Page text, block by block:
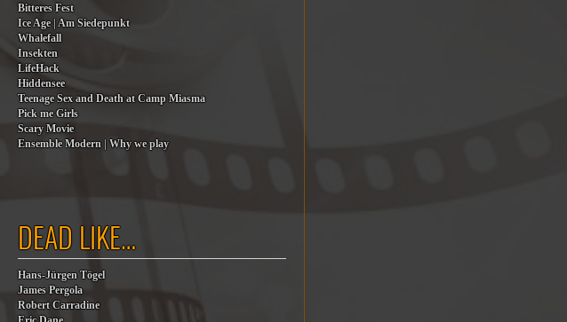
Bitteres Fest
Ice Age | Am Siedepunkt
Whalefall
Insekten
LifeHack
Hiddensee
Teenage Sex and Death at Camp Miasma
Pick me Girls
Scary Movie
Ensemble Modern | Why we play
DEAD LIKE…
Hans-Jürgen Tögel
James Pergola
Robert Carradine